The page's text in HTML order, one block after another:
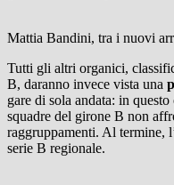
Mattia Bandini, tra i nuovi
Tutti gli altri organici,
B, daranno invece vista una
gare di sola andata: in
squadre del girone B non
raggruppamenti. Al termine,
serie B regionale.